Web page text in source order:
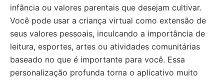
infância ou valores parentais que desejam cultivar.
Você pode usar a criança virtual como extensão de
seus valores pessoais, inculcando a importância de
leitura, esportes, artes ou atividades comunitárias
baseado no que é importante para você. Essa
personalização profunda torna o aplicativo muito